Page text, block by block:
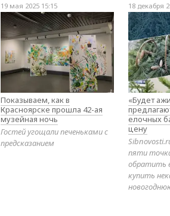
19 мая 2025 15:15
Показываем, как в
Красноярске прошла 42-ая
музейная ночь
Гостей угощали печеньками с
предсказанием
18 декабря
«Будет
елочных
цену
пяти
обратить
купить